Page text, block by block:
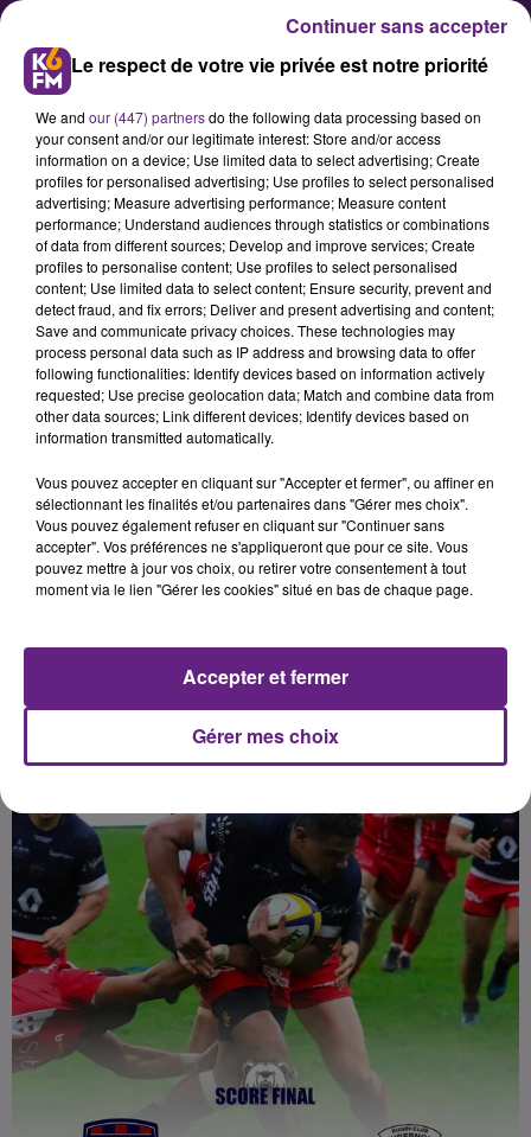
Le Stade Dijonnais doit renouer
avec la victoire
Grosse échéance pour le Stade
Dijonnais ! Dimanche, les
rugbymens du Stade seront
revanchards, devant leur public du
les doutes sur leurs performances,
installés après deux matchs
décevants. Le coach de Dijon,
Renaud Gourdon, s'est exprimé en
Publié : 1er mars 2020 à 6h00 par Antoine Comte
Le respect de votre vie privée est notre priorité
We and our (447) partnersdo the following data processing based on
your consent and/or our legitimate interest: Store and/or access
information on a device; Use limited data to select advertising; Create
profiles for personalised advertising; Use profiles to select personalised
advertising; Measure advertising performance; Measure content
performance; Understand audiences through statistics or combinations
of data from different sources; Develop and improve services; Create
profiles to personalise content; Use profiles to select personalised
content; Use limited data to select content; Ensure security, prevent and
detect fraud, and fix errors; Deliver and present advertising and content;
Save and communicate privacy choices. These technologies may
process personal data such as IP address and browsing data to offer
following functionalities: Identify devices based on information actively
requested; Use precise geolocation data; Match and combine data from
other data sources; Link different devices; Identify devices based on
information transmitted automatically.
Vous pouvez accepter en cliquant sur "Accepter et fermer", ou affiner en
sélectionnant les finalités et/ou partenaires dans "Gérer mes choix".
Vous pouvez également refuser en cliquant sur "Continuer sans
accepter". Vos préférences ne s'appliqueront que pour ce site. Vous
pouvez mettre à jour vos choix, ou retirer votre consentement à tout
moment via le lien "Gérer les cookies" situé en bas de chaque page.
Gérer mes choix
Accepter et fermer
Continuer sans accepter